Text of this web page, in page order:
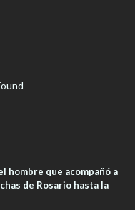
hombre que acompañó a
de Rosario hasta la